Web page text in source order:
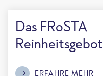
Das FRoSTA
Reinheitsgebot
ERFAHRE MEHR